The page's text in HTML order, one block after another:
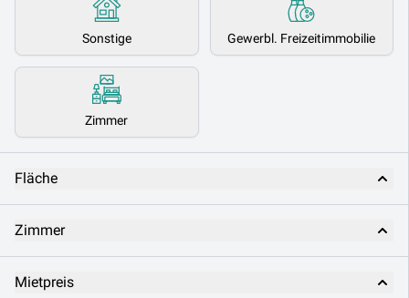
Sonstige Gewerbl. Freizeitimmobilie
Zimmer
Fläche
Zimmer
Mietpreis